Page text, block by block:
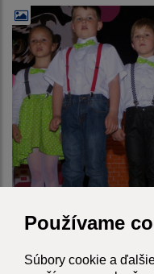
Používame
Súbory cookie a